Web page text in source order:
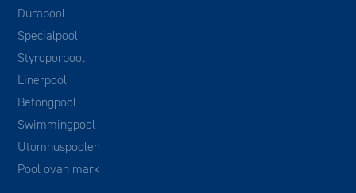
Durapool
Specialpool
Styroporpool
Linerpool
Betongpool
Swimmingpool
Utomhuspooler
Pool ovan mark